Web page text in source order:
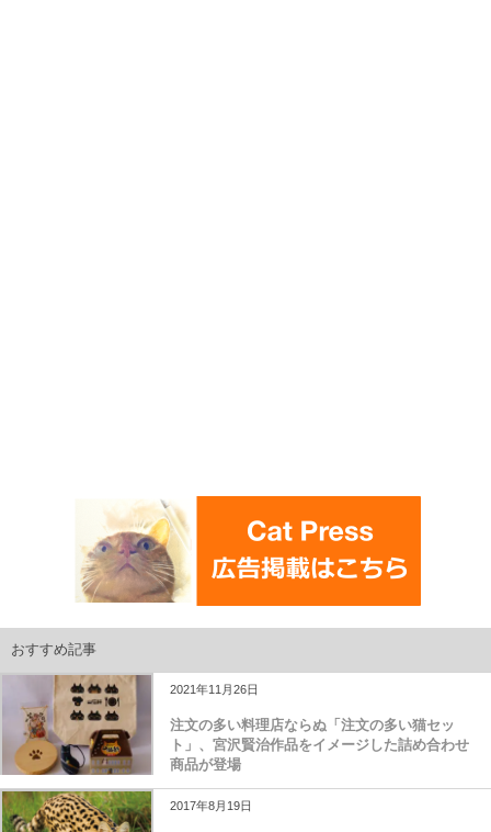
おすすめ記事
2021年11月26日
注文の多い料理店ならぬ「注文の多い猫セッ
ト」、宮沢賢治作品をイメージした詰め合わせ
商品が登場
2017年8月19日